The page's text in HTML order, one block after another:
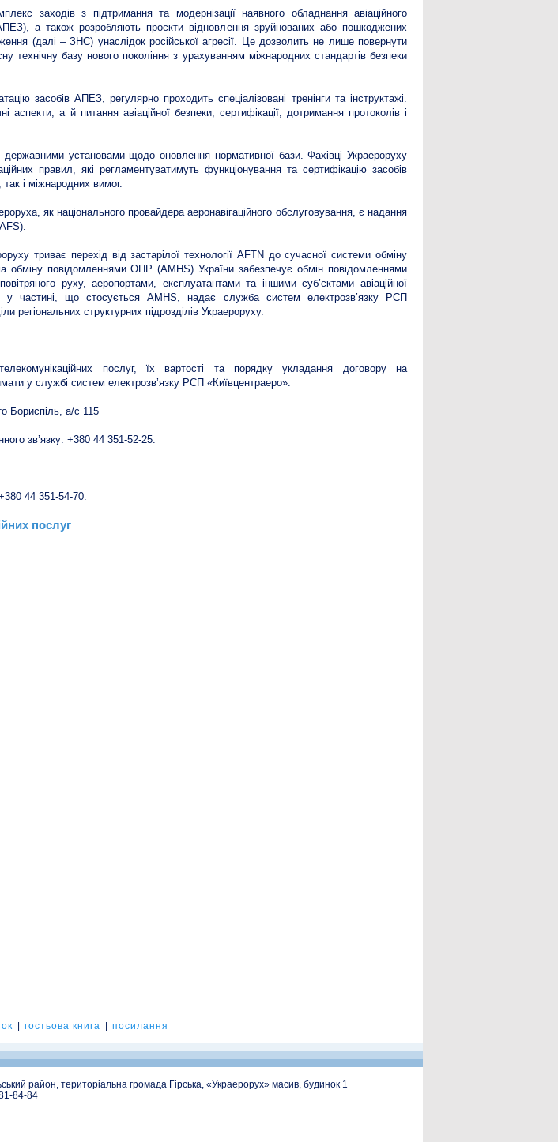
заходів з підтримання та модернізації наявного обладнання авіаційного
а також розробляють проєкти відновлення зруйнованих або пошкоджених
(далі – ЗНС) унаслідок російської агресії. Це дозволить не лише повернути
технічну базу нового покоління з урахуванням міжнародних стандартів безпеки
засобів АПЕЗ, регулярно проходить спеціалізовані тренінги та інструктажі.
а й питання авіаційної безпеки, сертифікації, дотримання протоколів і
установами щодо оновлення нормативної бази. Фахівці Украероруху
правил, які регламентуватимуть функціонування та сертифікацію засобів
і міжнародних вимог.
як національного провайдера аеронавігаційного обслуговування, є надання
триває перехід від застарілої технології AFTN до сучасної системи обміну
повідомленнями ОПР (AMHS) України забезпечує обмін повідомленнями
руху, аеропортами, експлуатантами та іншими суб’єктами авіаційної
у частині, що стосується AMHS, надає служба систем електрозв’язку РСП
регіональних структурних підрозділів Украероруху.
послуг, їх вартості та порядку укладання договору на
у службі систем електрозв’язку РСП «Київцентраеро»:
Бориспіль, а/с 115
зв’язку: +380 44 351-52-25.
44 351-54-70.
послуг
гостьова книга посилання
район, територіальна громада Гірська, «Украерорух» масив, будинок 1
84-84